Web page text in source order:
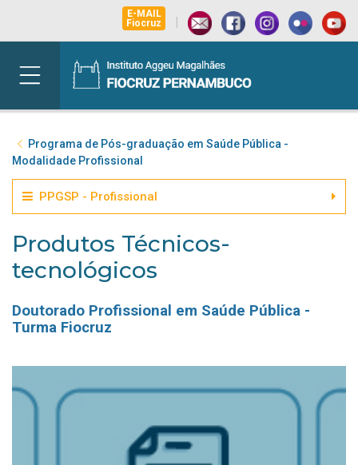
E-MAIL
Fiocruz
|
Programa de Pós-graduação em Saúde Pública -
Modalidade Profissional
PPGSP - Profissional
Produtos Técnicos-
tecnológicos
Doutorado Profissional em Saúde Pública -
Turma Fiocruz